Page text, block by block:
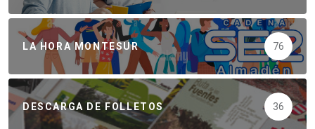
LA HORA MONTESUR 76
DESCARGA DE FOLLETOS 36